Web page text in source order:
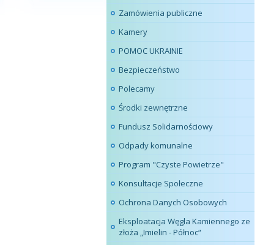
Zamówienia publiczne
Kamery
POMOC UKRAINIE
Bezpieczeństwo
Polecamy
Środki zewnętrzne
Fundusz Solidarnościowy
Odpady komunalne
Program "Czyste Powietrze"
Konsultacje Społeczne
Ochrona Danych Osobowych
Eksploatacja Węgla Kamiennego ze
złoża „Imielin - Północ“